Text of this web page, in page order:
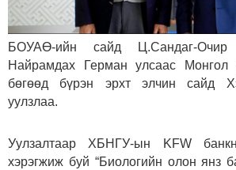
БОУАӨ-ийн сайд Ц.Сандаг-
Найрамдах Герман улсаас Монгол
бөгөөд бүрэн эрхт элчин сайд
уулзлаа.
Уулзалтаар ХБНГУ-ын KFW
хэрэгжиж буй “Биологийн олон янз